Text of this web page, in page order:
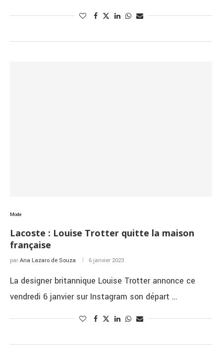
Mode
Lacoste : Louise Trotter quitte la maison
française
par Ana Lazaro de Souza 6 janvier 2023
La designer britannique Louise Trotter annonce ce
vendredi 6 janvier sur Instagram son départ …